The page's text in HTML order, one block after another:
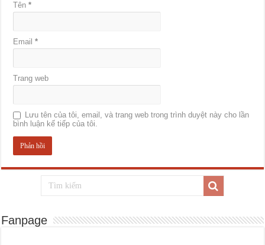
Tên*
Email*
Trang web
Lưu tên của tôi, email, và trang web trong trình duyệt này cho lần
bình luận kế tiếp của tôi.
Fanpage